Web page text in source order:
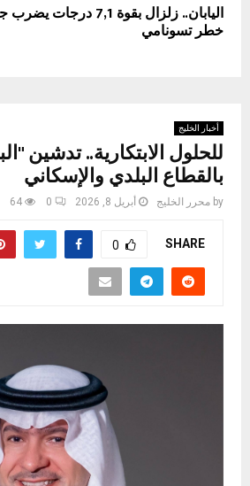
اليابان.. زلزال بقوة 7,1
خطر تسونامي
أخبار الخليج
للحلول الابتكارية.. تدشين
بالقطاع البلدي والإسكاني
by محرر الخليج أبريل 8, 2026 0
64
SHARE
0